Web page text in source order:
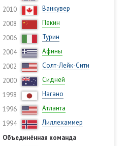
2010
Ванкувер
2008
Пекин
2006
Турин
2004
Афины
2002
Солт-Лейк-Сити
2000
Сидней
1998
Нагано
1996
Атланта
1994
Лиллехаммер
Объединённая команда